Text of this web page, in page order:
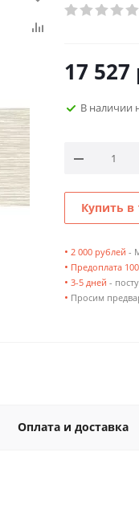
17 527
В наличии
Купить в
• 2 000 рублей -
• Предоплата
• 3-5 дней -
• Просим
Оплата и доставка